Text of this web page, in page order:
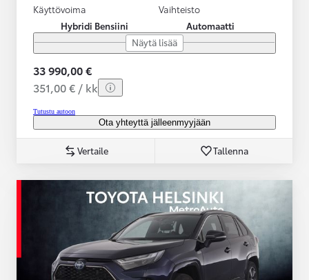
Käyttövoima
Hybridi Bensiini
Vaihteisto
Automaatti
Näytä lisää
33 990,00 €
351,00 € / kk
Tutustu autoon
Ota yhteyttä jälleenmyyjään
Vertaile Tallenna